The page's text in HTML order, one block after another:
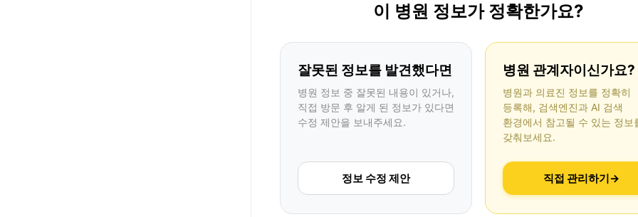
이 병원 정보가 정확한가요?
잘못된 정보를 발견했다면
병원 정보 중 잘못된 내용이 있거나,
직접 방문 후 알게 된 정보가 있다면
수정 제안을 보내주세요.
정보 수정 제안
병원 관계자이신가요?
병원과 의료진 정보를 정확히
등록해, 검색엔진과 AI 검색
환경에서 참고될 수 있는 정보
갖춰보세요.
직접 관리하기→